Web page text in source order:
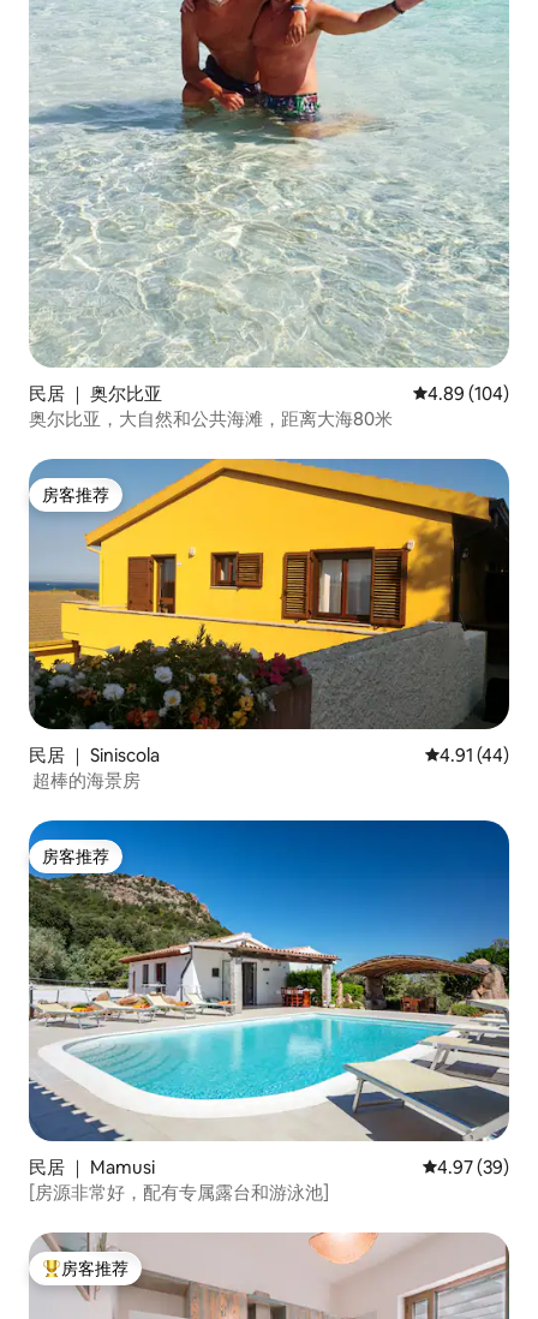
民居 ｜ 奥尔比亚 平均评分 4.89
4.89 (104)
奥尔比亚，大自然和公共海滩，距离大海80米
房客推荐
房客推荐
民居 ｜ Siniscola 平均评分
4.91 (44)
️ 超棒的海景房
房客推荐
房客推荐
民居 ｜ Mamusi 平均评分
4.97 (39)
[房源非常好，配有专属露台和游泳池]
热门「房客推荐」
房客推荐